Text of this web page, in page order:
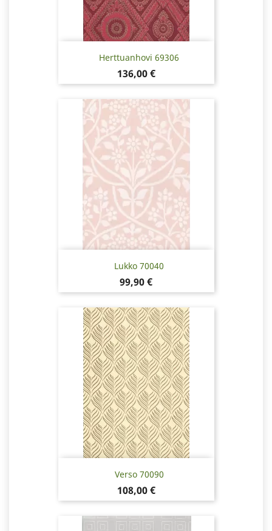
Herttuanhovi 69306
Pris
136,00 €
Lukko 70040
Pris
99,90 €
Verso 70090
Pris
108,00 €